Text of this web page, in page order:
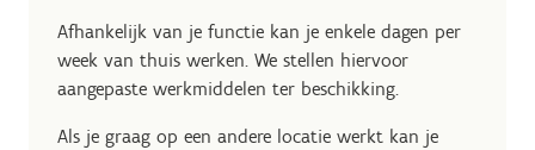
Afhankelijk van je functie kan je enkele dagen per
week van thuis werken. We stellen hiervoor
aangepaste werkmiddelen ter beschikking.
Als je graag op een andere locatie werkt kan je